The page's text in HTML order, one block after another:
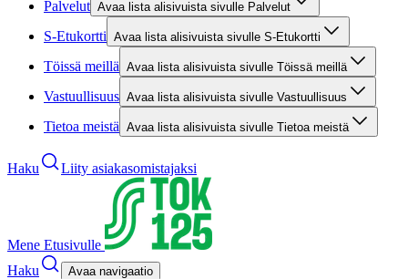
Palvelut Avaa lista alisivuista sivulle Palvelut
S-Etukortti Avaa lista alisivuista sivulle S-Etukortti
Töissä meillä Avaa lista alisivuista sivulle Töissä meillä
Vastuullisuus Avaa lista alisivuista sivulle Vastuullisuus
Tietoa meistä Avaa lista alisivuista sivulle Tietoa meistä
Haku Liity asiakasomistajaksi
Mene Etusivulle
Haku
Avaa navigaatio